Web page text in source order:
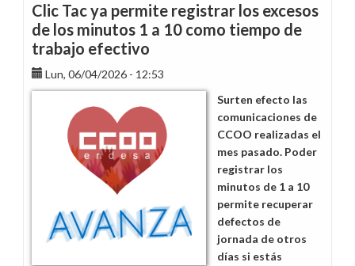
deduce
en
la
declaración
de
la
renta
Clic Tac ya permite registrar los excesos
de los minutos 1 a 10 como tiempo de
trabajo efectivo
Lun, 06/04/2026 - 12:53
Surten efecto las
comunicaciones de
CCOO realizadas el
mes pasado. Poder
registrar los
minutos de 1 a 10
permite recuperar
defectos de
jornada de otros
días si estás